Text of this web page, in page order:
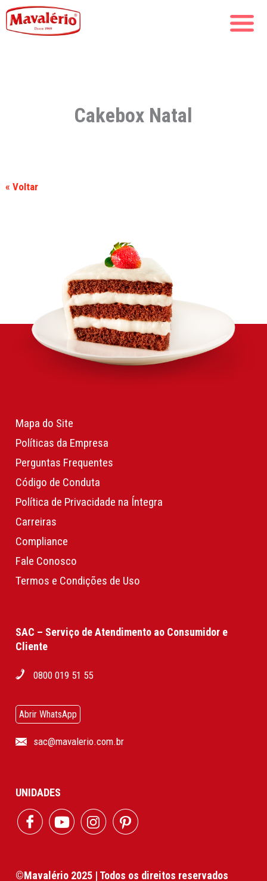
Cakebox Natal
« Voltar
Mapa do Site
Políticas da Empresa
Perguntas Frequentes
Código de Conduta
Política de Privacidade na Íntegra
Carreiras
Compliance
Fale Conosco
Termos e Condições de Uso
SAC – Serviço de Atendimento ao Consumidor e
Cliente
0800 019 51 55
Abrir WhatsApp
sac@mavalerio.com.br
UNIDADES
©Mavalério 2025 | Todos os direitos reservados